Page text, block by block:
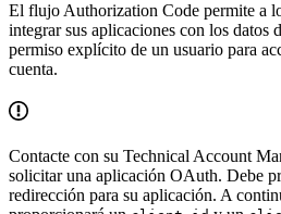
El flujo Authorization Code permite a
integrar sus aplicaciones con los datos
permiso explícito de un usuario para
cuenta.
Contacte con su Technical Account
solicitar una aplicación OAuth. Debe
redirección para su aplicación. A